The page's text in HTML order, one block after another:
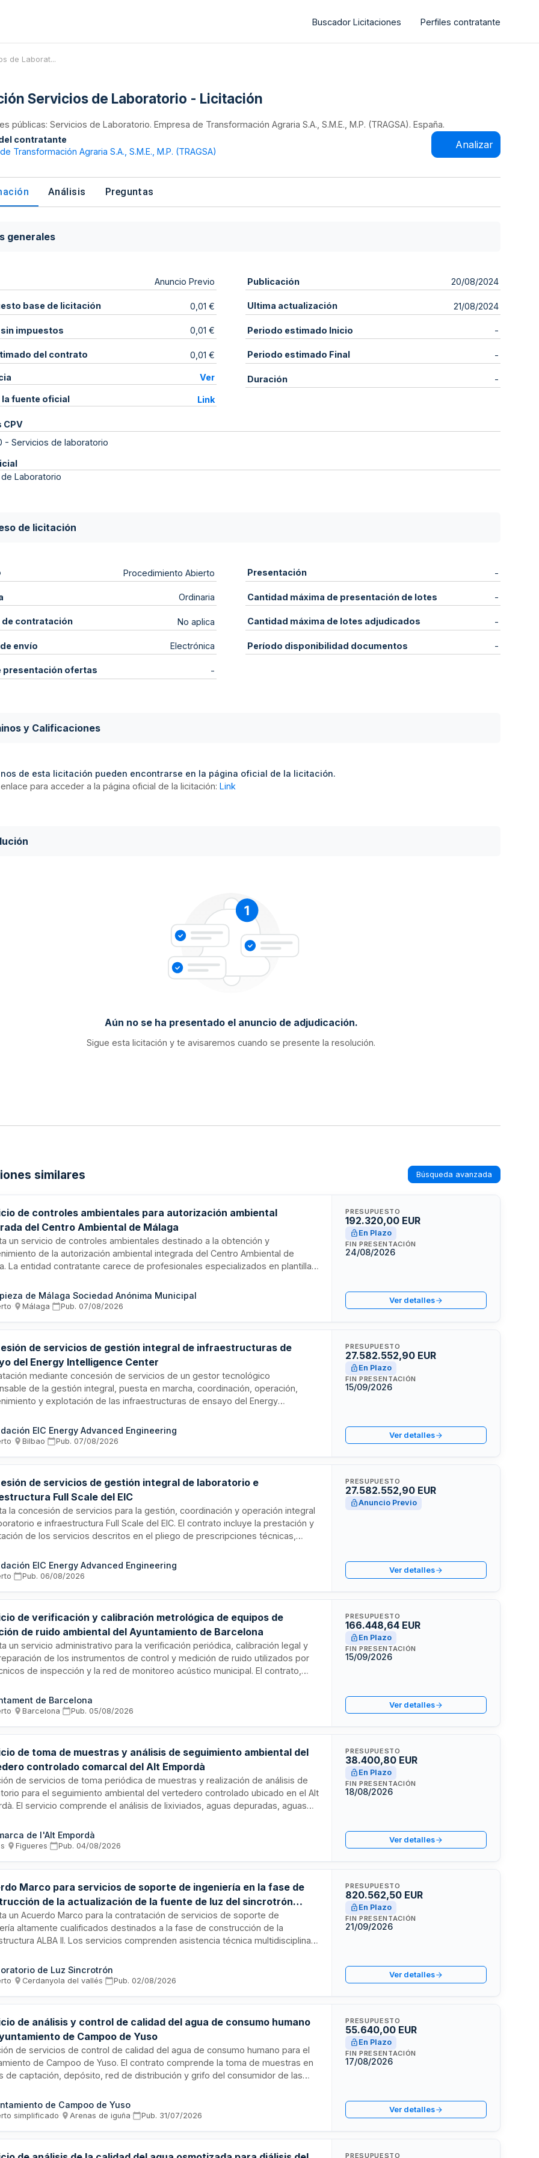
Buscador Licitaciones Perfiles contratante
de Laborat...
Servicios de Laboratorio - Licitación
públicas: Servicios de Laboratorio. Empresa de Transformación Agraria S.A., S.M.E., M.P. (TRAGSA). España.
contratante
Transformación Agraria S.A., S.M.E., M.P. (TRAGSA)
Analizar
Análisis Preguntas
generales
Anuncio Previo
base de licitación 0,01 €
impuestos 0,01 €
del contrato 0,01 €
Ver
la fuente oficial Link
Publicación 20/08/2024
Ultima actualización 21/08/2024
Periodo estimado Inicio -
Periodo estimado Final -
Duración -
CPV
- Servicios de laboratorio
Laboratorio
de licitación
Procedimiento Abierto
Ordinaria
de contratación No aplica
envío Electrónica
presentación ofertas -
Presentación -
Cantidad máxima de presentación de lotes -
Cantidad máxima de lotes adjudicados -
Período disponibilidad documentos -
y Calificaciones
de esta licitación pueden encontrarse en la página oficial de la licitación.
para acceder a la página oficial de la licitación: Link
Aún no se ha presentado el anuncio de adjudicación.
Sigue esta licitación y te avisaremos cuando se presente la resolución.
similares Búsqueda avanzada
de controles ambientales para autorización ambiental
del Centro Ambiental de Málaga
un servicio de controles ambientales destinado a la obtención y
de la autorización ambiental integrada del Centro Ambiental de
La entidad contratante carece de profesionales especializados en plantilla
abierto. El contrato tiene naturaleza de tracto sucesivo con duración
veinticuatro meses y presupuesto estimativo máximo limitativo
de Málaga Sociedad Anónima Municipal
· Málaga· Pub. 07/08/2026
PRESUPUESTO
192.320,00 EUR
En Plazo
FIN PRESENTACIÓN
24/08/2026
Ver detalles
de servicios de gestión integral de infraestructuras de
del Energy Intelligence Center
mediante concesión de servicios de un gestor tecnológico
de la gestión integral, puesta en marcha, coordinación, operación,
y explotación de las infraestructuras de ensayo del Energy
asumirá la conservación del equipamiento, la prestación de servicios
orientados a investigación, desarrollo e innovación, y la atención de
EIC Energy Advanced Engineering
· Bilbao· Pub. 07/08/2026
PRESUPUESTO
27.582.552,90 EUR
En Plazo
FIN PRESENTACIÓN
15/09/2026
Ver detalles
de servicios de gestión integral de laboratorio e
Full Scale del EIC
la concesión de servicios para la gestión, coordinación y operación integral
e infraestructura Full Scale del EIC. El contrato incluye la prestación y
de los servicios descritos en el pliego de prescripciones técnicas,
se realizará conforme a los términos establecidos en el pliego y podrá
según lo previsto en el cuadro de características.
EIC Energy Advanced Engineering
· Pub. 06/08/2026
PRESUPUESTO
27.582.552,90 EUR
Anuncio Previo
Ver detalles
de verificación y calibración metrológica de equipos de
de ruido ambiental del Ayuntamiento de Barcelona
un servicio administrativo para la verificación periódica, calibración legal y
de los instrumentos de control y medición de ruido utilizados por
de inspección y la red de monitoreo acústico municipal. El contrato,
sostenible y requiere organismos autorizados de verificación metrológica
a normativa estatal específica sobre control metrológico.
de Barcelona
· Barcelona· Pub. 05/08/2026
PRESUPUESTO
166.448,64 EUR
En Plazo
FIN PRESENTACIÓN
15/09/2026
Ver detalles
de toma de muestras y análisis de seguimiento ambiental del
controlado comarcal del Alt Empordà
de servicios de toma periódica de muestras y realización de análisis de
para el seguimiento ambiental del vertedero controlado ubicado en el Alt
El servicio comprende el análisis de lixiviados, aguas depuradas, aguas
ambiental vigente y la normativa de gestión de residuos. El contrato
capacidad de ampliación presupuestaria según necesidades operativas.
de l'Alt Empordà
· Figueres· Pub. 04/08/2026
PRESUPUESTO
38.400,80 EUR
En Plazo
FIN PRESENTACIÓN
18/08/2026
Ver detalles
Marco para servicios de soporte de ingeniería en la fase de
de la actualización de la fuente de luz del sincrotrón
un Acuerdo Marco para la contratación de servicios de soporte de
altamente cualificados destinados a la fase de construcción de la
ALBA II. Los servicios comprenden asistencia técnica multidisciplinar
El contratista deberá proporcionar soporte técnico integral para
revisar, modificar y verificar diseños y parámetros técnicos de la
ubicadas en Cerdanyola del Vallès.
de Luz Sincrotrón
· Cerdanyola del vallés· Pub. 02/08/2026
PRESUPUESTO
820.562,50 EUR
En Plazo
FIN PRESENTACIÓN
21/09/2026
Ver detalles
de análisis y control de calidad del agua de consumo humano
de Campoo de Yuso
de servicios de control de calidad del agua de consumo humano para el
de Campoo de Yuso. El contrato comprende la toma de muestras en
de captación, depósito, red de distribución y grifo del consumidor de las
adecuadas, realización de análisis completos, operacionales, de
de radiactividad y en grifo, así como la elaboración y comunicación
técnico-sanitarios de calidad del agua de consumo.
de Campoo de Yuso
simplificado· Arenas de iguña· Pub. 31/07/2026
PRESUPUESTO
55.640,00 EUR
En Plazo
FIN PRESENTACIÓN
17/08/2026
Ver detalles
PRESUPUESTO